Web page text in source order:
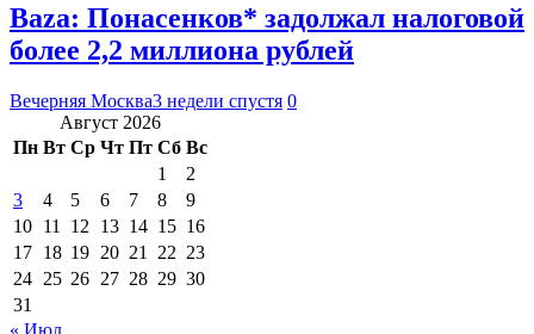
Baza: Понасенков* задолжал налоговой
более 2,2 миллиона рублей
Вечерняя Москва3 недели спустя 0
Август 2026
Пн Вт Ср Чт Пт Сб Вс
1
2
3
4 5 6 7 8
9
10 11 12 13 14 15 16
17 18 19 20 21 22 23
24 25 26 27 28 29 30
31
« Июл